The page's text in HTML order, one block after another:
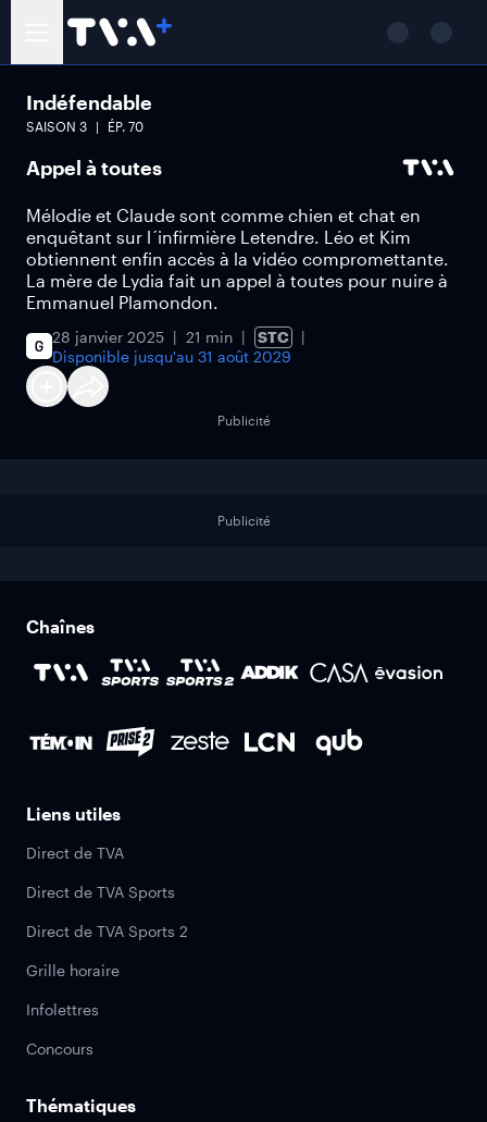
Indéfendable
SAISON 3 ÉP. 70
Appel à toutes
Mélodie et Claude sont comme chien et chat en
enquêtant sur l´infirmière Letendre. Léo et Kim
obtiennent enfin accès à la vidéo compromettante.
La mère de Lydia fait un appel à toutes pour nuire à
Emmanuel Plamondon.
28 janvier 2025 21 min
STC
Disponible jusqu'au 31 août 2029
Publicité
Publicité
Chaînes
Liens utiles
Direct de TVA
Direct de TVA Sports
Direct de TVA Sports 2
Grille horaire
Infolettres
Concours
Thématiques